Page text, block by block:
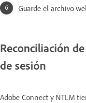
Guarde el archivo
Reconciliación
de sesión
Adobe Connect y NTLM